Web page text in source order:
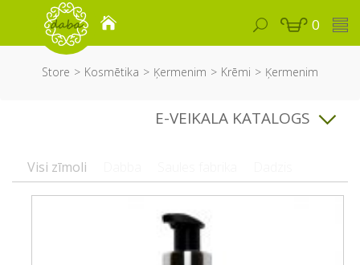
0
Store Kosmētika Ķermenim Krēmi Ķermenim
E-VEIKALA KATALOGS
Visi zīmoli